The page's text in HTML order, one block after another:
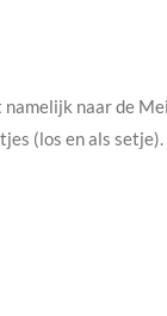
namelijk naar de
(los en als setje).